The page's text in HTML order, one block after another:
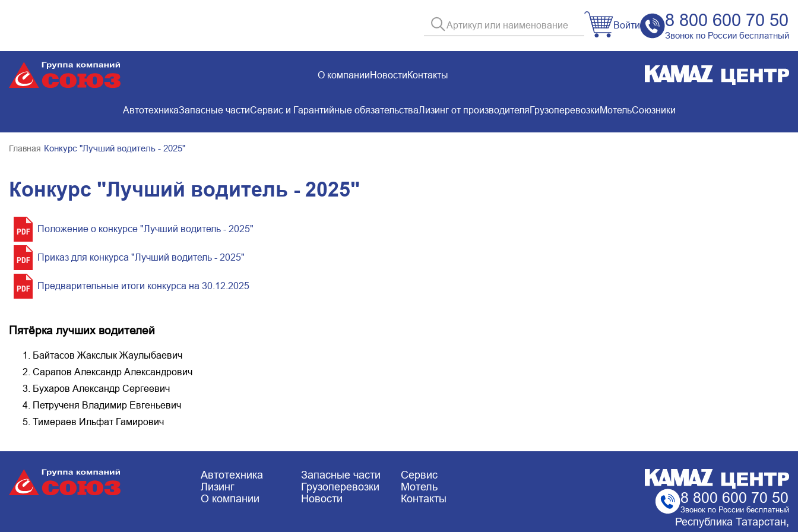
Войти 8 800 600 70 50
Звонок по России бесплатный
О компанииНовостиКонтакты
АвтотехникаЗапасные частиСервис и Гарантийные обязательстваЛизинг от производителяГрузоперевозкиМотельСоюзники
Главная Конкурс "Лучший водитель - 2025"
Конкурс "Лучший водитель - 2025"
Положение о конкурсе "Лучший водитель - 2025"
Приказ для конкурса "Лучший водитель - 2025"
Предварительные итоги конкурса на 30.12.2025
Пятёрка лучших водителей
Байтасов Жакслык Жаулыбаевич
Сарапов Александр Александрович
Бухаров Александр Сергеевич
Петрученя Владимир Евгеньевич
Тимераев Ильфат Гамирович
Автотехника Запасные части
Сервис
Лизинг
Грузоперевозки
Мотель
О компании
Новости Контакты 8 800 600 70 50
Звонок по России бесплатный
Республика Татарстан,